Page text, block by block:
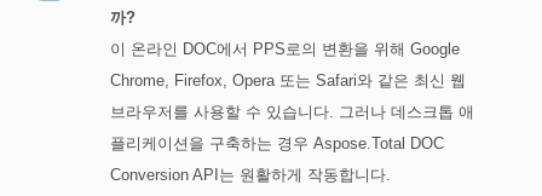
까?
이 온라인 DOC에서 PPS로의 변환을 위해 Google
Chrome, Firefox, Opera 또는 Safari와 같은 최신 웹
브라우저를 사용할 수 있습니다. 그러나 데스크톱 애
플리케이션을 구축하는 경우 Aspose.Total DOC
Conversion API는 원활하게 작동합니다.